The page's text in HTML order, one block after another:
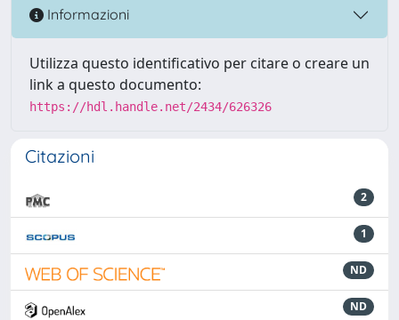
Informazioni
Utilizza questo identificativo per citare o creare un
link a questo documento:
https://hdl.handle.net/2434/626326
Citazioni
2
1
ND
ND